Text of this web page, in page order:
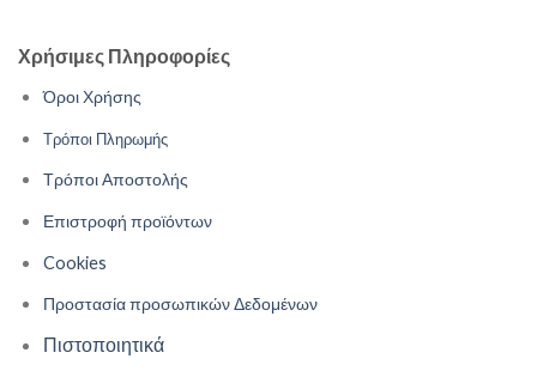
Χρήσιμες Πληροφορίες
Όροι Χρήσης
Τρόποι Πληρωμής
Τρόποι Αποστολής
Επιστροφή προϊόντων
Cookies
Προστασία προσωπικών Δεδομένων
Πιστοποιητικά